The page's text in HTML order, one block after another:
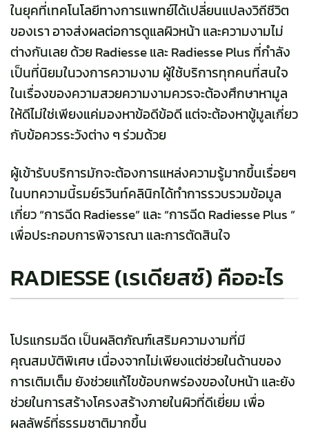
ในยุคที่เทคโนโลยีทางการแพทย์ได้เปลี่ยนแปลงวิถีชีวิต
ของเรา อาจส่งผลต่อการดูแลผิวหน้า และความงามไม่
ต่างกันเลย ด้วย Radiesse และ Radiesse Plus ที่กำลัง
เป็นที่นิยมในวงการความงาม ผู้ใช้บริการทุกคนที่สนใจ
ในเรื่องของความสวยความงามควรจะต้องศึกษาหามูล
ให้ดีไม่ใช่เพียงแค่มองหาข้อดีข้อดี แต่จะต้องหาขู้มูลเกี่ยว
กับข้อควรระวังต่าง ๆ ร่วมด้วย
ผู้เข้ารับบริการมักจะต้องการแหล่งความรู้มากขึ้นเรื่อยๆ
ในบทความนี้รมย์รวินท์คลินิกได้ทำการรวบรวมข้อมูล
เกี่ยว “การฉีด Radiesse” และ “การฉีด Radiesse Plus ”
เพื่อประกอบการพิจารณา และการตัดสินใจ
RADIESSE (เรเดียสซ์) คืออะไร
โปรแกรมฉีด เป็นผลิตภัณฑ์เสริมความงามที่มี
คุณสมบัติพิเศษ เนื่องจากไม่เพียงแต่ช่วยในด้านของ
การเติมเต็ม ยังช่วยแก้ไขข้อบกพร่องของใบหน้า และยัง
ช่วยในการสร้างโครงสร้างภายในผิวที่ดีเยี่ยม เพื่อ
ผลลัพธ์ที่ธรรมชาติมากขึ้น